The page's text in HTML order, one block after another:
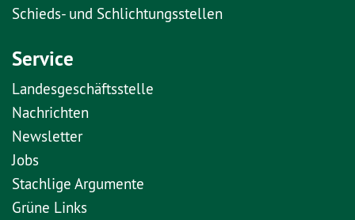
Schieds- und Schlichtungsstellen
Service
Landesgeschäftsstelle
Nachrichten
Newsletter
Jobs
Stachlige Argumente
Grüne Links